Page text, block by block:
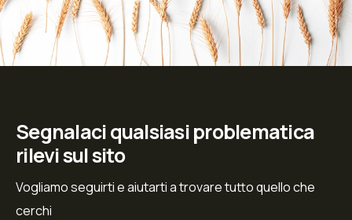
Segnalaci qualsiasi problematica
rilevi sul sito
Vogliamo seguirti e aiutarti a trovare tutto quello che
cerchi